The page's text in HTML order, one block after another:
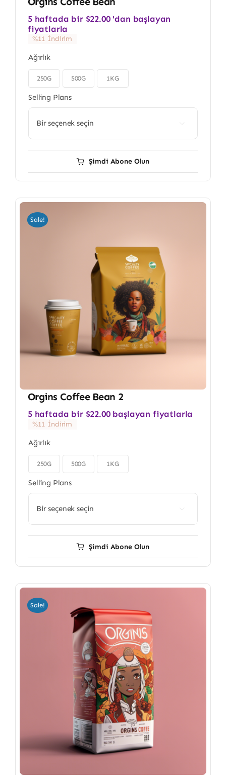
5 haftada bir $22.00 'dan başlayan
fiyatlarla
%11 İndirim
Ağırlık
250G 500G 1KG
Selling Plans
Şimdi Abone Olun
Sale!
Orgins Coffee Bean 2
5 haftada bir $22.00 başlayan fiyatlarla
%11 İndirim
Ağırlık
250G 500G 1KG
Selling Plans
Şimdi Abone Olun
Sale!